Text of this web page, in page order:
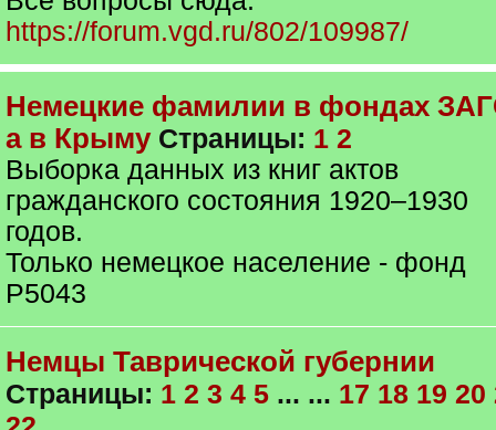
https://forum.vgd.ru/802/109987/
Немецкие фамилии в фондах
а в Крыму Страницы: 1 2
Выборка данных из книг актов
гражданского состояния 1920–1930
годов.
Только немецкое население - фонд
Р5043
Немцы Таврической губернии
Страницы: 1 2 3 4 5 ... ... 17 18 19 20